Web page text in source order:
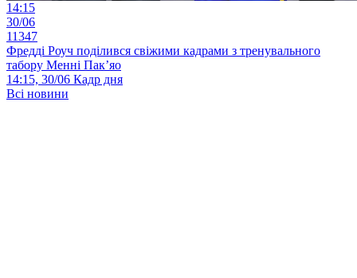
14:15
30/06
11347
Фредді Роуч поділився свіжими кадрами з тренувального
табору Менні Пак’яо
14:15, 30/06 Кадр дня
Всі новини